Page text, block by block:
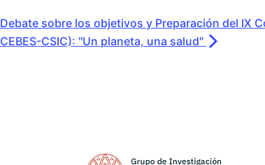
Debate sobre los objetivos y Preparación del IX
CEBES-CSIC): "Un planeta, una salud"